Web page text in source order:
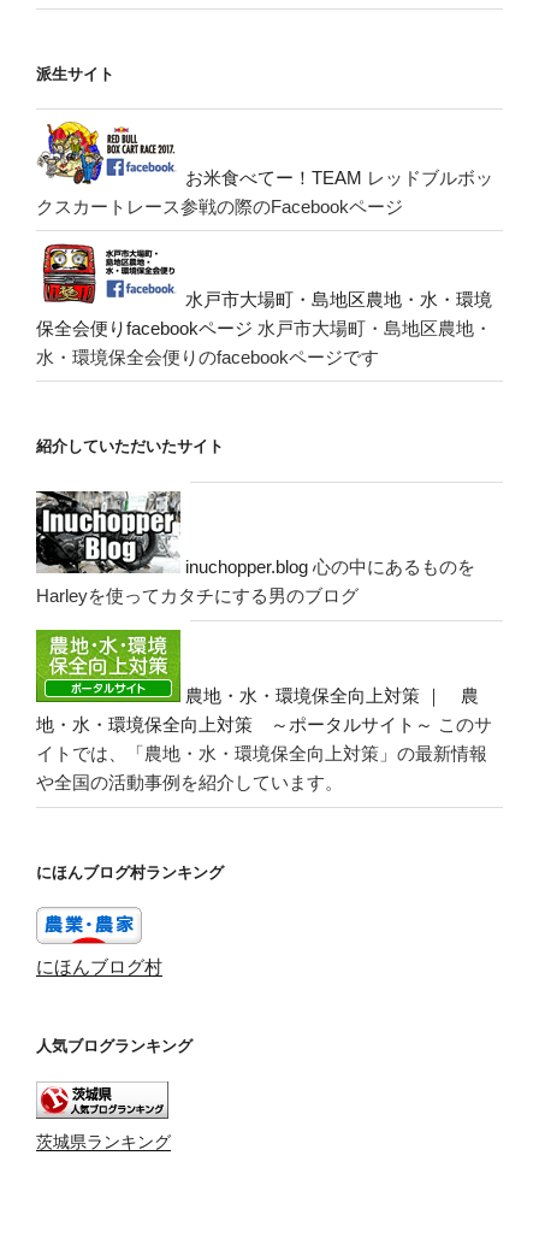
派生サイト
お米食べてー！TEAM レッドブルボッ
クスカートレース参戦の際のFacebookページ
水戸市大場町・島地区農地・水・環境
保全会便りfacebookページ 水戸市大場町・島地区農地・
水・環境保全会便りのfacebookページです
紹介していただいたサイト
inuchopper.blog 心の中にあるものを
Harleyを使ってカタチにする男のブログ
農地・水・環境保全向上対策 ｜ 農
地・水・環境保全向上対策 ～ポータルサイト～ このサ
イトでは、「農地・水・環境保全向上対策」の最新情報
や全国の活動事例を紹介しています。
にほんブログ村ランキング
にほんブログ村
人気ブログランキング
茨城県ランキング